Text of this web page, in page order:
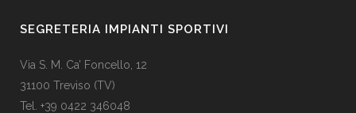
SEGRETERIA IMPIANTI SPORTIVI
Via S. M. Ca’ Foncello, 12
31100 Treviso (TV)
Tel. +39 0422 346048